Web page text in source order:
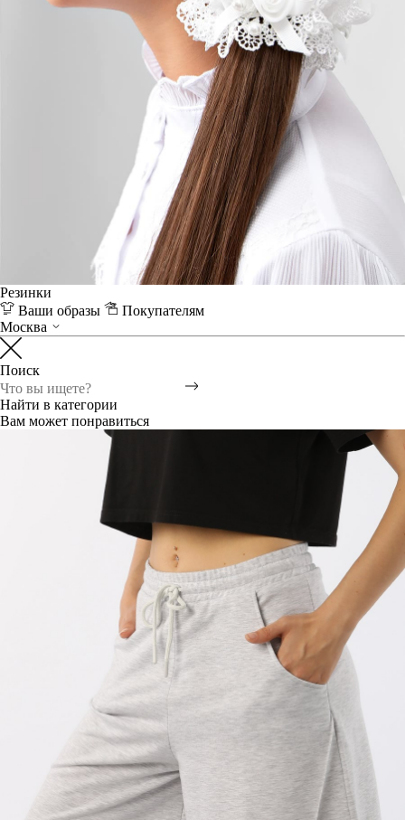
Резинки
Ваши образы
Покупателям
Москва
Поиск
Найти в категории
Вам может понравиться